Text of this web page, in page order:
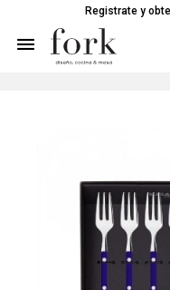
Registrate y
